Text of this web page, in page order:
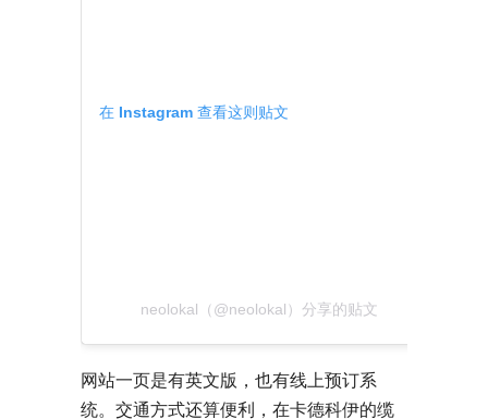
在 Instagram 查看这则贴文
neolokal（@neolokal）分享的贴文
网站一页是有英文版，也有线上预订系
统。交通方式还算便利，在卡德科伊的缆